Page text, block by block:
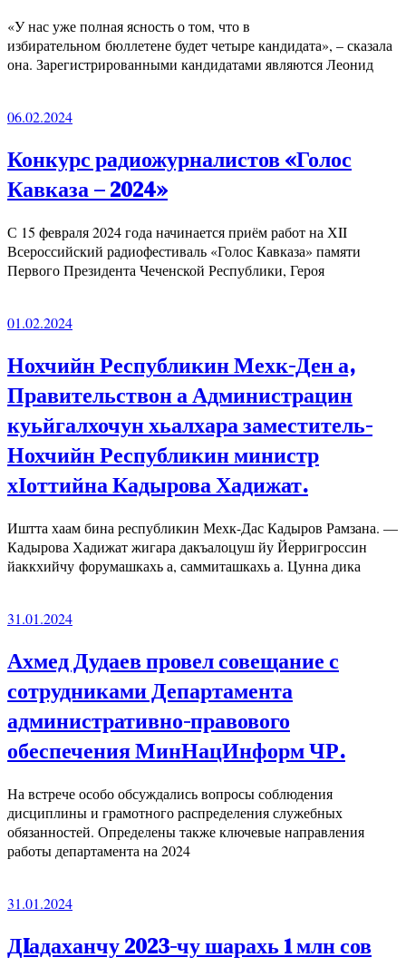
«У нас уже полная ясность о том, что в
избирательном бюллетене будет четыре кандидата», – сказала
она. Зарегистрированными кандидатами являются Леонид
06.02.2024
Конкурс радиожурналистов «Голос
Кавказа – 2024»
С 15 февраля 2024 года начинается приём работ на ХII
Всероссийский радиофестиваль «Голос Кавказа» памяти
Первого Президента Чеченской Республики, Героя
01.02.2024
Нохчийн Республикин Мехк-Ден а,
Правительствон а Администрацин
куьйгалхочун хьалхара заместитель-
Нохчийн Республикин министр
хӀоттийна Кадырова Хадижат.
Иштта хаам бина республикин Мехк-Дас Кадыров Рамзана. —
Кадырова Хадижат жигара дакъалоцуш йу Йерригроссин
йаккхийчу форумашкахь а, саммиташкахь а. Цунна дика
31.01.2024
Ахмед Дудаев провел совещание с
сотрудниками Департамента
административно-правового
обеспечения МинНацИнформ ЧР.
На встрече особо обсуждались вопросы соблюдения
дисциплины и грамотного распределения служебных
обязанностей. Определены также ключевые направления
работы департамента на 2024
31.01.2024
ДIадаханчу 2023-чу шарахь 1 млн сов